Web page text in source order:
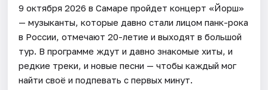
9 октября 2026 в Самаре пройдет концерт «Йорш»
— музыканты, которые давно стали лицом панк-рока
в России, отмечают 20-летие и выходят в большой
тур. В программе ждут и давно знакомые хиты, и
редкие треки, и новые песни — чтобы каждый мог
найти своё и подпевать с первых минут.